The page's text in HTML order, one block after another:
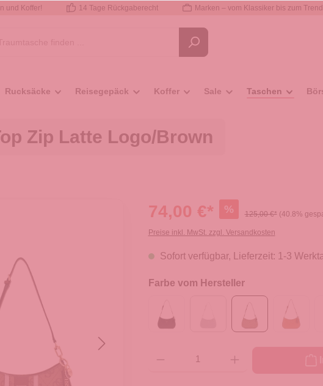
und Koffer! 14 Tage Rückgaberecht Marken – vom Klassiker bis zum
Rucksäcke Reisegepäck Koffer Sale Taschen
Zip Latte Logo/Brown
74,00 €* % 125,00 €* (40.8%
Preise inkl. MwSt. zzgl. Versandkosten
Sofort verfügbar, Lieferzeit: 1-3
Farbe vom Hersteller